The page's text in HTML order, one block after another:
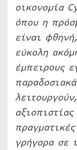
οικονομία
όπου η
είναι
εύκολη
έμπειρους
γρήγορα σε